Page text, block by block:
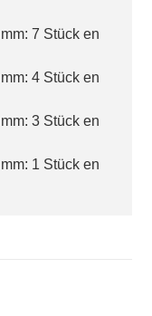
7 Stück en
4 Stück en
3 Stück en
1 Stück en